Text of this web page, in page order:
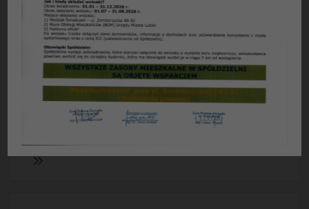
elektrycznej i instalacji ...
Archiwalne Przetargi
SPECYFIKACJA ISTOTNYCH WARUNKÓW
ZAMÓWIENIA I. Nazwa i adres zamawiającego
Zamawiający: Spółdzielnia Mieszkaniowa
„Czuby”, ul. Watykańska 6, 20-538 Lublin. II.
Tryb udzielenia zamówienia Przetarg